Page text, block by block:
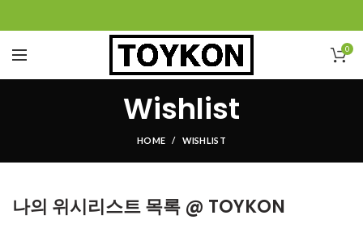
0
Wishlist
HOME WISHLIST
나의 위시리스트 목록 @ TOYKON